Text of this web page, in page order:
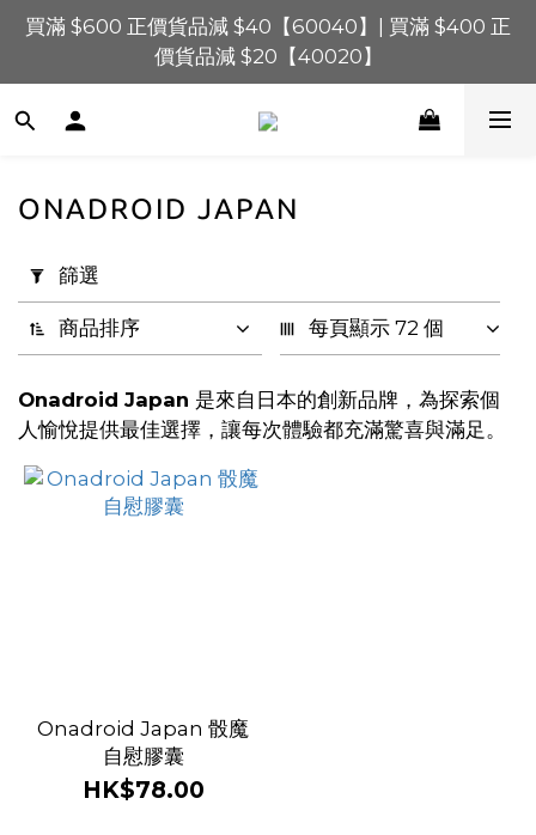
買滿 $1,200 正價貨品減 $120【1200120】| 買滿
$900 正價貨品減 $80！【90080】
買滿 $600 正價貨品減 $40【60040】| 買滿 $400 正
價貨品減 $20【40020】
📢 系統維護通知 – SHOPLINE Payments FPS將於
買滿 $1,200 正價貨品減 $120【1200120】| 買滿
$900 正價貨品減 $80！【90080】
篩
(0/20)
價格
(HK$)
色
ONADROID JAPAN
篩選
商品排序 每頁顯示 72 個
Onadroid Japan 是來自日本的創新品牌，為探索個
人愉悅提供最佳選擇，讓每次體驗都充滿驚喜與滿足。
Onadroid Japan 骰魔
自慰膠囊
HK$78.00